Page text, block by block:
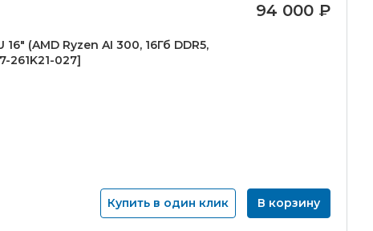
16" (AMD Ryzen AI 300, 16Гб DDR5,
261K21-027]
94 000 ₽
Купить в один клик В корзину